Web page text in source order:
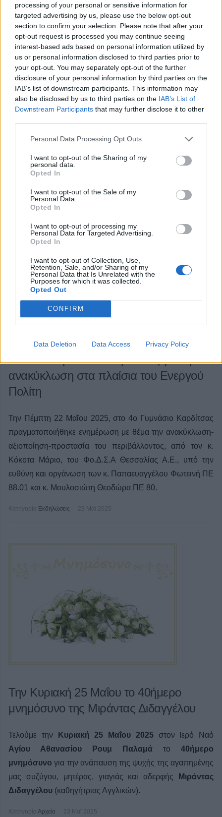
processing of your personal or sensitive information for
targeted advertising by us, please use the below opt-out
section to confirm your selection. Please note that after your
opt-out request is processed you may continue seeing
interest-based ads based on personal information utilized by
us or personal information disclosed to third parties prior to
your opt-out. You may separately opt-out of the further
disclosure of your personal information by third parties on the
IAB’s list of downstream participants. This information may
also be disclosed by us to third parties on the IAB’s List of
Downstream Participants that may further disclose it to other
Personal Data Processing Opt Outs
I want to opt-out of the Sharing of my
personal data.
Opted In
I want to opt-out of the Sale of my
Personal Data.
Opted In
I want to opt-out of processing my
Personal Data for Targeted Advertising.
Opted In
I want to opt-out of Collection, Use,
Retention, Sale, and/or Sharing of my
Personal Data that Is Unrelated with the
Purposes for which it was collected.
Opted Out
CONFIRM
Data Deletion Data Access Privacy Policy
Περιφερειάρχη και τον
Αντιπεριφερειάρχη Καρδίτσας
Στις 20 Μαΐου 2025 πραγματοποιήθηκε συνάντηση μεταξύ
μελών της Ένωσης Υπαλλήλων Πυροσβεστικού Σώματος
Δυτικής Θεσσαλίας και του Περιφερειάρχη Θεσσαλίας, κ.
Κουρέτα, καθώς και του Αντιπεριφερειάρχη Καρδίτσας, κ.
Τέλιου, στην οποία συζητήθηκαν τα κρίσιμα θέματα που
περιοχής.
Κατηγορία Ανακοινώσεις 23 Μαϊ 2025
Ενημέρωση των μαθητών της Α’ Τάξης
του 4ου Γυμνασίου Καρδίτσας για την
ανακύκλωση στα πλαίσια του Ενεργού
Πολίτη
Την Πέμπτη 22 Μαΐου 2025, στο 4ο Γυμνάσιο Καρδίτσας
πραγματοποιήθηκε ενημέρωση με θέμα την ανακύκλωση-
αξιοποίηση-προστασία του περιβάλλοντος, από τον κ.
Κόκοτα Μάριο, του Φο.Δ.Σ.Α Θεσσαλίας Α.Ε., υπό την
ευθύνη και οργάνωση των κ. Παπαευαγγέλου Φωτεινή ΠΕ
88.01 και κ. Μουλοσιώτη Θεοδώρα ΠΕ 80.
Κατηγορία Εκδηλώσεις 23 Μαϊ 2025
Την Κυριακή 25 Μαΐου το 40ήμερο
μνημόσυνο της Μιράντας Διδαγγέλου
Τελούμε την Κυριακή 25 Μαΐου 2025στον Ιερό Ναό
Aγίου Αθανασίου Ρουμ Παλαμά το 40ήμερο
μνημόσυνο για την ανάπαυση της ψυχής της αγαπημένης
μας συζύγου, μητέρας, γιαγιάς και αδερφής
Μιράντας
Διδαγγέλου (καθηγήτριας Αγγλικών).
Κατηγορία Αρχείο 23 Μαϊ 2025